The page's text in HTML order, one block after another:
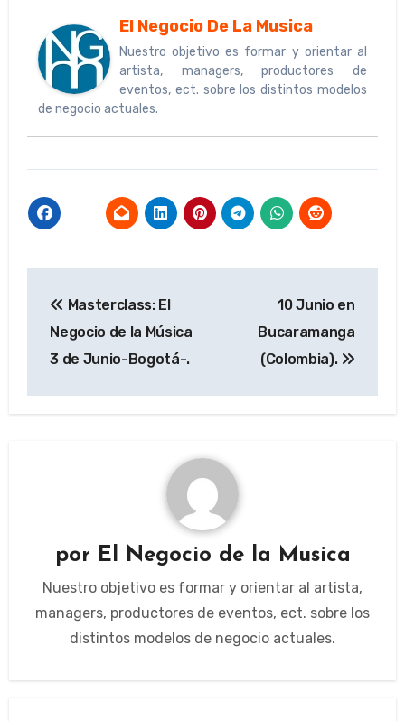
El Negocio De La Musica
Nuestro objetivo es formar y orientar al
artista, managers, productores de
eventos, ect. sobre los distintos modelos
de negocio actuales.
de
entradas
Masterclass: El
Negocio de la Música
3 de Junio-Bogotá-.
10 Junio en
Bucaramanga
(Colombia).
por El Negocio de la Musica
Nuestro objetivo es formar y orientar al artista,
managers, productores de eventos, ect. sobre los
distintos modelos de negocio actuales.